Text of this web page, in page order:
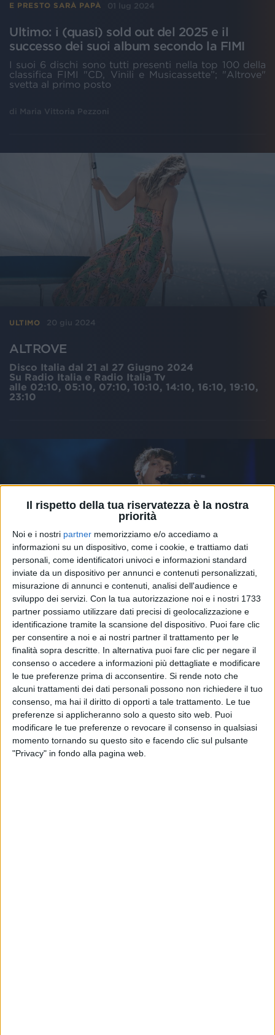
Il rispetto della tua riservatezza è la nostra
priorità
Noi e i nostri partner memorizziamo e/o accediamo a
informazioni su un dispositivo, come i cookie, e trattiamo dati
personali, come identificatori univoci e informazioni standard
inviate da un dispositivo per annunci e contenuti personalizzati,
misurazione di annunci e contenuti, analisi dell'audience e
sviluppo dei servizi. Con la tua autorizzazione noi e i nostri 1733
partner possiamo utilizzare dati precisi di geolocalizzazione e
identificazione tramite la scansione del dispositivo. Puoi fare clic
per consentire a noi e ai nostri partner il trattamento per le
finalità sopra descritte. In alternativa puoi fare clic per negare il
consenso o accedere a informazioni più dettagliate e modificare
le tue preferenze prima di acconsentire. Si rende noto che
alcuni trattamenti dei dati personali possono non richiedere il tuo
consenso, ma hai il diritto di opporti a tale trattamento. Le tue
preferenze si applicheranno solo a questo sito web. Puoi
modificare le tue preferenze o revocare il consenso in qualsiasi
momento tornando su questo sito e facendo clic sul pulsante
"Privacy" in fondo alla pagina web.
E PRESTO SARÀ PAPÀ 01 lug 2024
Ultimo: i (quasi) sold out del 2025 e il
successo dei suoi album secondo la FIMI
I suoi 6 dischi sono tutti presenti nella top 100 della
classifica FIMI "CD, Vinili e Musicassette”; "Altrove"
svetta al primo posto
di Maria Vittoria Pezzoni
ULTIMO 20 giu 2024
ALTROVE
Disco Italia dal 21 al 27 Giugno 2024
Su Radio Italia e Radio Italia Tv
alle 02:10, 05:10, 07:10, 10:10, 14:10, 16:10, 19:10,
23:10
NEWS 03 giu 2024
Ultimo: dopo la data Zero negli stadi, il
Disco d’Oro. “Grato del vostro amore”
Ecco il suo messaggio completo. “Altrove” è tra gli
album certificati dalla Federazione Industria Musicale
Italiana, che ha premiato anche tanti singoli italiani
diAndrea Basso